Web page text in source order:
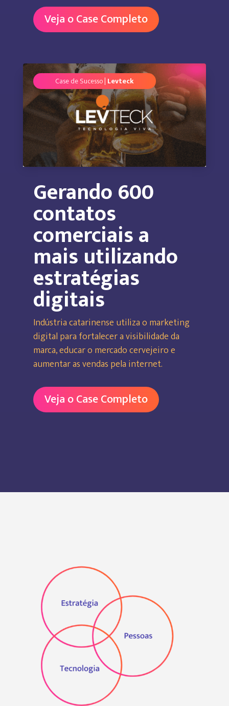
Veja o Case Completo
Case de Sucesso | Levteck
Gerando 600
contatos
comerciais a
mais utilizando
estratégias
digitais
Indústria catarinense utiliza o marketing
digital para fortalecer a visibilidade da
marca, educar o mercado cervejeiro e
aumentar as vendas pela internet.
Veja o Case Completo